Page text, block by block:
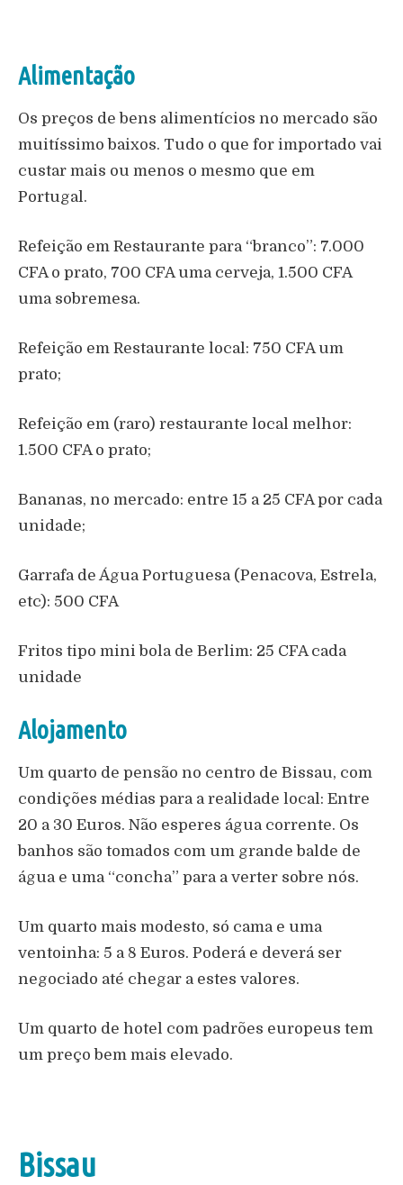
Alimentação
Os preços de bens alimentícios no mercado são
muitíssimo baixos. Tudo o que for importado vai
custar mais ou menos o mesmo que em
Portugal.
Refeição em Restaurante para “branco”: 7.000
CFA o prato, 700 CFA uma cerveja, 1.500 CFA
uma sobremesa.
Refeição em Restaurante local: 750 CFA um
prato;
Refeição em (raro) restaurante local melhor:
1.500 CFA o prato;
Bananas, no mercado: entre 15 a 25 CFA por cada
unidade;
Garrafa de Água Portuguesa (Penacova, Estrela,
etc): 500 CFA
Fritos tipo mini bola de Berlim: 25 CFA cada
unidade
Alojamento
Um quarto de pensão no centro de Bissau, com
condições médias para a realidade local: Entre
20 a 30 Euros. Não esperes água corrente. Os
banhos são tomados com um grande balde de
água e uma “concha” para a verter sobre nós.
Um quarto mais modesto, só cama e uma
ventoinha: 5 a 8 Euros. Poderá e deverá ser
negociado até chegar a estes valores.
Um quarto de hotel com padrões europeus tem
um preço bem mais elevado.
Bissau